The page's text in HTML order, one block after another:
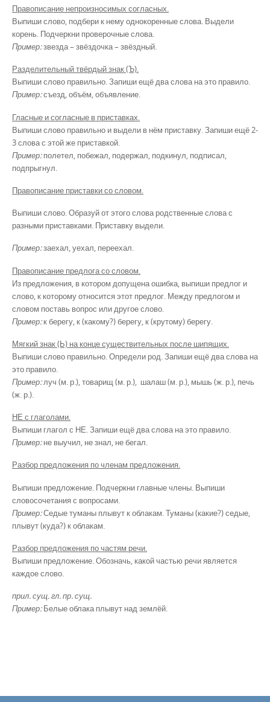
Правописание непроизносимых согласных.
Выпиши слово, подбери к нему однокоренные слова. Выдели
корень. Подчеркни проверочные слова.
Пример:звезда – звёздочка – звёздный.
Разделительный твёрдый знак (Ъ).
Выпиши слово правильно. Запиши ещё два слова на это правило.
Пример:съезд, объём, объявление.
Гласные и согласные в приставках.
Выпиши слово правильно и выдели в нём приставку. Запиши ещё 2-
3 слова с этой же приставкой.
Пример:полетел, побежал, подержал, подкинул, подписал,
подпрыгнул.
Правописание приставки со словом.
Выпиши слово. Образуй от этого слова родственные слова с
разными приставками. Приставку выдели.
Пример:заехал, уехал, переехал.
Правописание предлога со словом.
Из предложения, в котором допущена ошибка, выпиши предлог и
слово, к которому относится этот предлог. Между предлогом и
словом поставь вопрос или другое слово.
Пример:к берегу, к (какому?) берегу, к (крутому) берегу.
Мягкий знак (Ь) на конце существительных после шипящих.
Выпиши слово правильно. Определи род. Запиши ещё два слова на
это правило.
Пример:луч (м. р.), товарищ (м. р.), шалаш (м. р.), мышь (ж. р.), печь
(ж. р.).
НЕ с глаголами.
Выпиши глагол с НЕ. Запиши ещё два слова на это правило.
Пример:не выучил, не знал, не бегал.
Разбор предложения по членам предложения.
Выпиши предложение. Подчеркни главные члены. Выпиши
словосочетания с вопросами.
Пример:Седые туманы плывут к облакам. Туманы (какие?) седые,
плывут (куда?) к облакам.
Разбор предложения по частям речи.
Выпиши предложение. Обозначь, какой частью речи является
каждое слово.
прил. сущ. гл. пр. сущ.
Пример:Белые облака плывут над землёй.